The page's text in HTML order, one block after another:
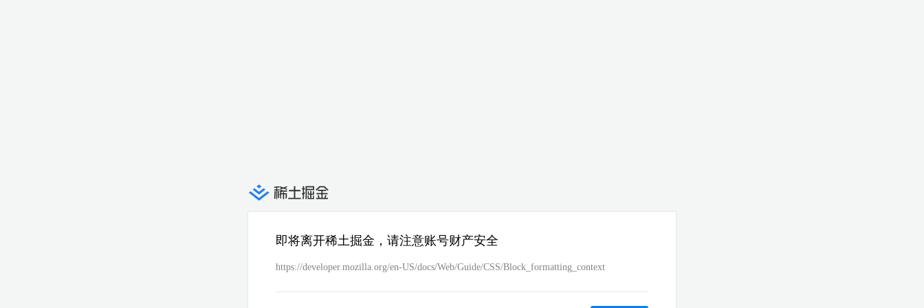
即将离开稀土掘金，请注意账号财产安全
https://developer.mozilla.org/en-US/docs/Web/Guide/CSS/Block_formatting_context